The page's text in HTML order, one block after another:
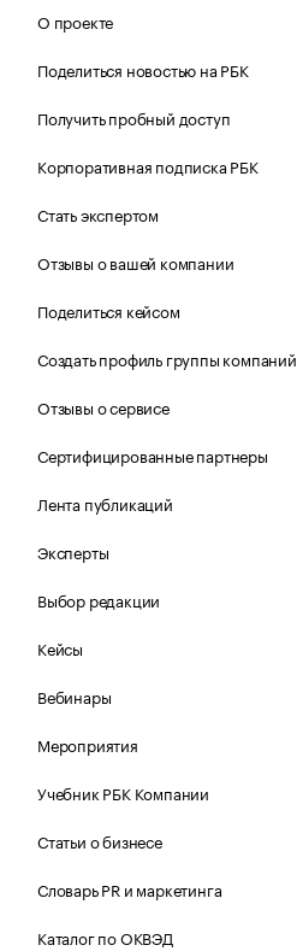
О проекте
Поделиться новостью на РБК
Получить пробный доступ
Корпоративная подписка РБК
Стать экспертом
Отзывы о вашей компании
Поделиться кейсом
Создать профиль группы компаний
Отзывы о сервисе
Сертифицированные партнеры
Лента публикаций
Эксперты
Выбор редакции
Кейсы
Вебинары
Мероприятия
Учебник РБК Компании
Статьи о бизнесе
Словарь PR и маркетинга
Каталог по ОКВЭД